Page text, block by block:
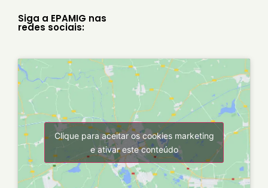
Siga a EPAMIG nas
redes sociais:
Clique para aceitar os cookies marketing
e ativar este conteúdo